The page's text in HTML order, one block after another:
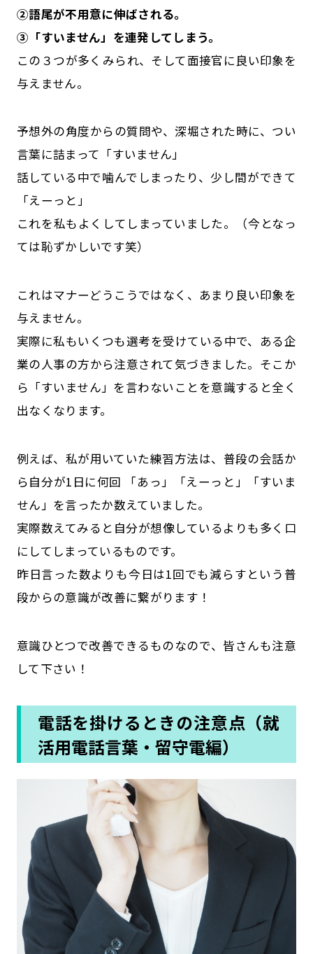
②語尾が不用意に伸ばされる。
③「すいません」を連発してしまう。
この３つが多くみられ、そして面接官に良い印象を
与えません。
予想外の角度からの質問や、深堀された時に、つい
言葉に詰まって「すいません」
話している中で噛んでしまったり、少し間ができて
「えーっと」
これを私もよくしてしまっていました。（今となっ
ては恥ずかしいです笑）
これはマナーどうこうではなく、あまり良い印象を
与えません。
実際に私もいくつも選考を受けている中で、ある企
業の人事の方から注意されて気づきました。そこか
ら「すいません」を言わないことを意識すると全く
出なくなります。
例えば、私が用いていた練習方法は、普段の会話か
ら自分が1日に何回 「あっ」「えーっと」「すいま
せん」を言ったか数えていました。
実際数えてみると自分が想像しているよりも多く口
にしてしまっているものです。
昨日言った数よりも今日は1回でも減らすという普
段からの意識が改善に繋がります！
意識ひとつで改善できるものなので、皆さんも注意
して下さい！
電話を掛けるときの注意点（就
活用電話言葉・留守電編）